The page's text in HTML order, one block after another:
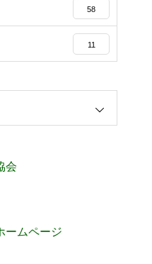
58
11
会
ームページ